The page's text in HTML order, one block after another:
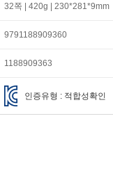
32쪽 | 420g | 230*281*9mm
9791188909360
1188909363
인증유형 : 적합성확인